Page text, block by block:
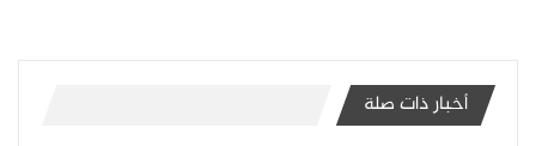
أخبار ذات صلة